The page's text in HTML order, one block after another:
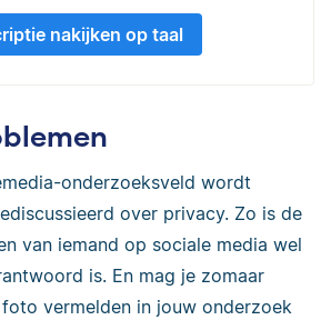
nakijken op taal
onderzoeksveld wordt
over privacy. Zo is de
van iemand op sociale media wel
is. En mag je zomaar
foto vermelden in jouw onderzoek